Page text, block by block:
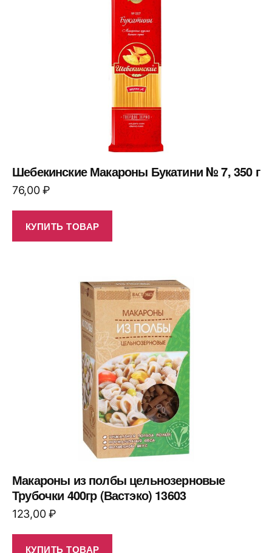
Шебекинские Макароны Букатини № 7, 350 г
76,00₽
КУПИТЬ ТОВАР
Макароны из полбы цельнозерновые
Трубочки 400гр (Вастэко) 13603
123,00₽
КУПИТЬ ТОВАР